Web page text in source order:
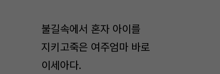
불길속에서 혼자 아이를
지키고죽은 여주엄마 바로
이세아다.